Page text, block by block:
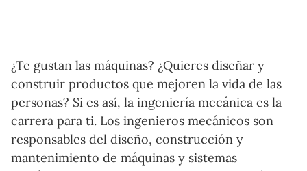
¿Te gustan las máquinas? ¿Quieres diseñar y
construir productos que mejoren la vida de las
personas? Si es así, la ingeniería mecánica es la
carrera para ti. Los ingenieros mecánicos son
responsables del diseño, construcción y
mantenimiento de máquinas y sistemas